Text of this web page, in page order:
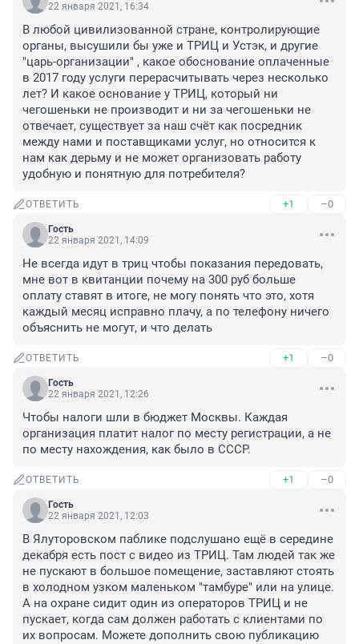
22 января 2021, 16:34
В любой цивилизованной стране, контролирующие
органы, высушили бы уже и ТРИЦ и Устэк, и другие
"царь-организации" , какое обоснование оплаченные
в 2017 году услуги перерасчитывать через несколько
лет? И какое основание у ТРИЦ, который ни
чегошеньки не производит и ни за чегошеньки не
отвечает, существует за наш счёт как посредник
между нами и поставщиками услуг, но относится к
нам как дерьму и не может организовать работу
удобную и понятную для потребителя?
ОТВЕТИТЬ +1 –0
Гость
22 января 2021, 14:09
Не всегда идут в триц чтобы показания передовать,
мне вот в квитанции почему на 300 руб больше
оплату ставят в итоге, не могу понять что это, хотя
каждый месяц исправно плачу, а по телефону ничего
объяснить не могут, и что делать
ОТВЕТИТЬ +1 –0
Гость
22 января 2021, 12:26
Чтобы налоги шли в бюджет Москвы. Каждая
организация платит налог по месту регистрации, а не
по месту нахождения, как было в СССР.
ОТВЕТИТЬ +1 –0
Гость
22 января 2021, 12:03
В Ялуторовском паблике подслушано ещё в середине
декабря есть пост с видео из ТРИЦ. Там людей так же
не пускают в большое помещение, заставляют стоять
в холодном узком маленьком "тамбуре" или на улице.
А на охране сидит один из операторов ТРИЦ и не
пускает, когда сам должен работать с клиентами по
их вопросам. Можете дополнить свою публикацию